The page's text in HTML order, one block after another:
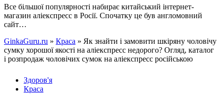
Все більшої популярності набирає китайський інтернет-
магазин аліекспресс в Росії. Спочатку це був англомовний
сайт…
GinkaGuru.ru » Краса » Як знайти і замовити шкіряну чоловічу
сумку хорошої якості на аліекспресс недорого? Огляд, каталог
і розпродаж чоловічих сумок на аліекспресс російською
Здоров'я
Краса